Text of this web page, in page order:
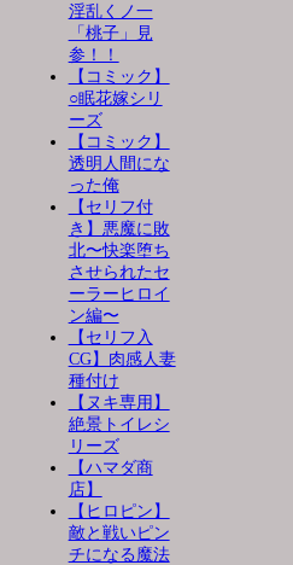
淫乱くノ一
「桃子」見
参！！
【コミック】
○眠花嫁シリ
ーズ
【コミック】
透明人間にな
った俺
【セリフ付
き】悪魔に敗
北〜快楽堕ち
させられたセ
ーラーヒロイ
ン編〜
【セリフ入
CG】肉感人妻
種付け
【ヌキ専用】
絶景トイレシ
リーズ
【ハマダ商
店】
【ヒロピン】
敵と戦いピン
チになる魔法